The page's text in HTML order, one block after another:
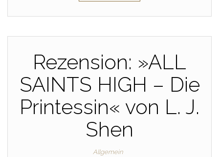
Rezension: »ALL
SAINTS HIGH – Die
Printessin« von L. J.
Shen
Allgemein